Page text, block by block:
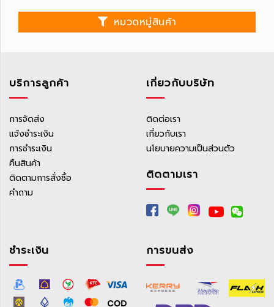
หมวดหมู่สินค้า
ผิว
ผ้า
อ้อม
เด็ก
ผ้า
อ้อม
กางเกง
เตียง
ผู้
บริการลูกค้า
การจัดส่ง
แจ้งชำระเงิน
การชำระเงิน
คืนสินค้า
ติดตามการสั่งซื้อ
คำถาม
เกี่ยวกับบริษัท
ติดต่อเรา
เกี่ยวกับเรา
นโยบายความเป็นส่วนตัว
ติดตามเรา
ชำระเงิน การขนส่ง